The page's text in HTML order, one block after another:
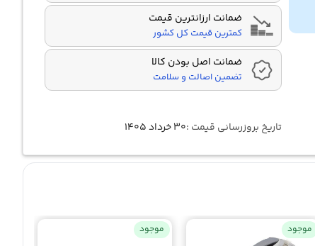
ضمانت ارزانترین قیمت
کمترین قیمت کل کشور
ضمانت اصل بودن کالا
تضمین اصالت و سلامت
تاریخ بروزرسانی قیمت :۳۰ خرداد ۱۴۰۵
موجود موجود